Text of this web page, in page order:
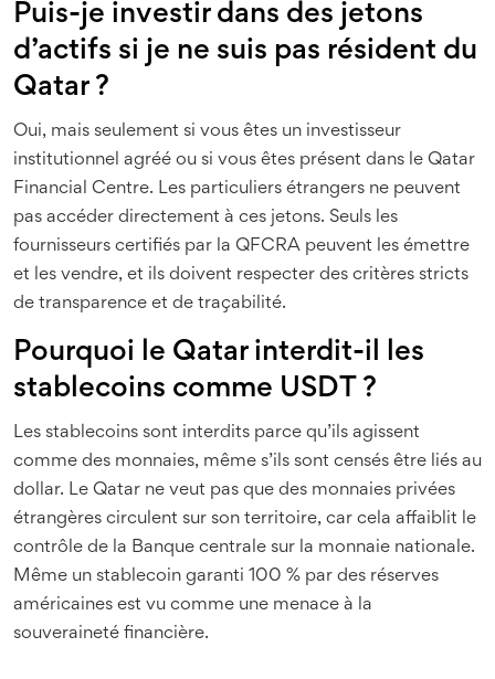
Puis-je investir dans des jetons
d’actifs si je ne suis pas résident du
Qatar ?
Oui, mais seulement si vous êtes un investisseur
institutionnel agréé ou si vous êtes présent dans le Qatar
Financial Centre. Les particuliers étrangers ne peuvent
pas accéder directement à ces jetons. Seuls les
fournisseurs certifiés par la QFCRA peuvent les émettre
et les vendre, et ils doivent respecter des critères stricts
de transparence et de traçabilité.
Pourquoi le Qatar interdit-il les
stablecoins comme USDT ?
Les stablecoins sont interdits parce qu’ils agissent
comme des monnaies, même s’ils sont censés être liés au
dollar. Le Qatar ne veut pas que des monnaies privées
étrangères circulent sur son territoire, car cela affaiblit le
contrôle de la Banque centrale sur la monnaie nationale.
Même un stablecoin garanti 100 % par des réserves
américaines est vu comme une menace à la
souveraineté financière.